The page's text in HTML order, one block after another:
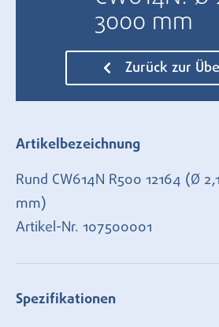
3000 mm
Zurück zur
Artikelbezeichnung
Rund CW614N R500 12164 (Ø
mm)
Artikel-Nr. 107500001
Spezifikationen